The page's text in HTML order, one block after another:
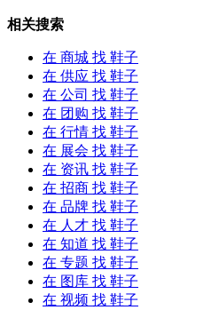
相关搜索
在 商城 找 鞋子
在 供应 找 鞋子
在 公司 找 鞋子
在 团购 找 鞋子
在 行情 找 鞋子
在 展会 找 鞋子
在 资讯 找 鞋子
在 招商 找 鞋子
在 品牌 找 鞋子
在 人才 找 鞋子
在 知道 找 鞋子
在 专题 找 鞋子
在 图库 找 鞋子
在 视频 找 鞋子